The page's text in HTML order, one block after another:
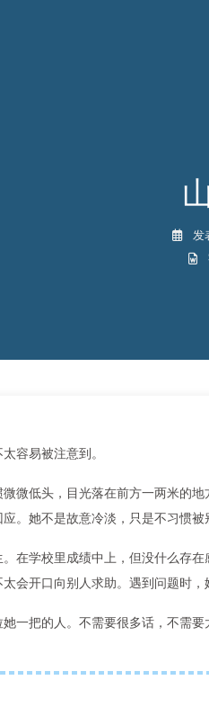
发
容易被注意到。
微低头，目光落在前方一两米的
。她不是故意冷淡，只是不习惯被
在学校里成绩中上，但没什么存
会开口向别人求助。遇到问题时
一把的人。不需要很多话，不需